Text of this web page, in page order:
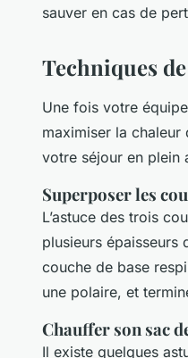
sauver en cas de
Techniques
Une fois votre
maximiser la
votre séjour en plein
Superposer les
L’astuce des trois
plusieurs épaisseurs
couche de base
une polaire, et
Chauffer son sac
Il existe quelques